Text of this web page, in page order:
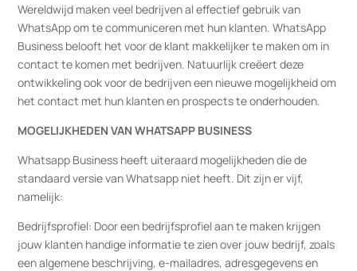
Wereldwijd maken veel bedrijven al effectief gebruik van
WhatsApp om te communiceren met hun klanten. WhatsApp
Business belooft het voor de klant makkelijker te maken om in
contact te komen met bedrijven. Natuurlijk creëert deze
ontwikkeling ook voor de bedrijven een nieuwe mogelijkheid om
het contact met hun klanten en prospects te onderhouden.
MOGELIJKHEDEN VAN WHATSAPP BUSINESS
Whatsapp Business heeft uiteraard mogelijkheden die de
standaard versie van Whatsapp niet heeft. Dit zijn er vijf,
namelijk:
Bedrijfsprofiel: Door een bedrijfsprofiel aan te maken krijgen
jouw klanten handige informatie te zien over jouw bedrijf, zoals
een algemene beschrijving, e-mailadres, adresgegevens en